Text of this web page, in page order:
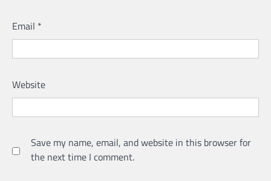
Email *
Website
Save my name, email, and website in this browser for
the next time I comment.